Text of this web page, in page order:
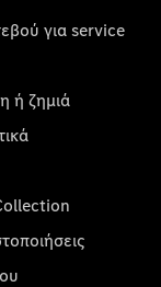
για service
ή ζημιά